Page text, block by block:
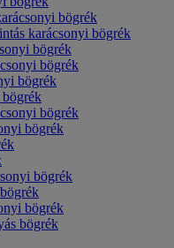
bögrék
karácsonyi bögrék
bögrék
bögrék
bögrék
bögrék
bögrék
bögrék
bögrék
bögrék
bögrék